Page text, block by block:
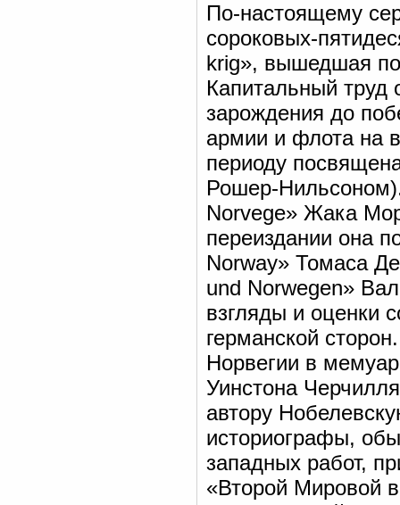
По-настоящему
сороковых-
krig», вышедшая
Капитальный
зарождения до
армии и флота на
периоду
Рошер-
Norvege» Жака
переиздании она
Norway» Томаса
und Norwegen»
взгляды и оценки
германской
Норвегии в
Уинстона
автору
историографы,
западных работ,
«Второй Мировой